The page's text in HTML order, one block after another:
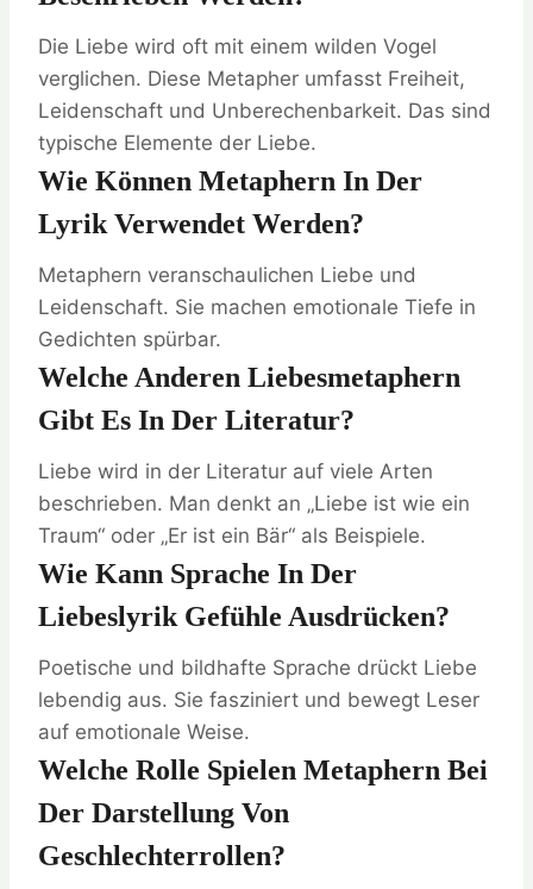
Die Liebe wird oft mit einem wilden Vogel
verglichen. Diese Metapher umfasst Freiheit,
Leidenschaft und Unberechenbarkeit. Das sind
typische Elemente der Liebe.
Wie Können Metaphern In Der
Lyrik Verwendet Werden?
Metaphern veranschaulichen Liebe und
Leidenschaft. Sie machen emotionale Tiefe in
Gedichten spürbar.
Welche Anderen Liebesmetaphern
Gibt Es In Der Literatur?
Liebe wird in der Literatur auf viele Arten
beschrieben. Man denkt an „Liebe ist wie ein
Traum“ oder „Er ist ein Bär“ als Beispiele.
Wie Kann Sprache In Der
Liebeslyrik Gefühle Ausdrücken?
Poetische und bildhafte Sprache drückt Liebe
lebendig aus. Sie fasziniert und bewegt Leser
auf emotionale Weise.
Welche Rolle Spielen Metaphern Bei
Der Darstellung Von
Geschlechterrollen?